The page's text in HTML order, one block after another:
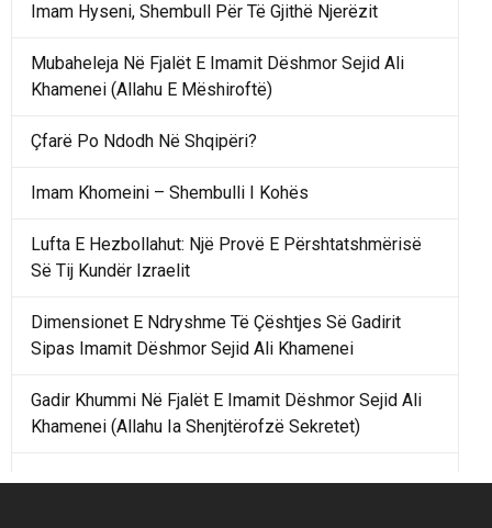
Imam Hyseni, Shembull Për Të Gjithë Njerëzit
Mubaheleja Në Fjalët E Imamit Dëshmor Sejid Ali
Khamenei (Allahu E Mëshiroftë)
Çfarë Po Ndodh Në Shqipëri?
Imam Khomeini – Shembulli I Kohës
Lufta E Hezbollahut: Një Provë E Përshtatshmërisë
Së Tij Kundër Izraelit
Dimensionet E Ndryshme Të Çështjes Së Gadirit
Sipas Imamit Dëshmor Sejid Ali Khamenei
Gadir Khummi Në Fjalët E Imamit Dëshmor Sejid Ali
Khamenei (Allahu Ia Shenjtërofzë Sekretet)
Një Rend Rajonal I Udhëhequr Nga Irani Kundrejt Një